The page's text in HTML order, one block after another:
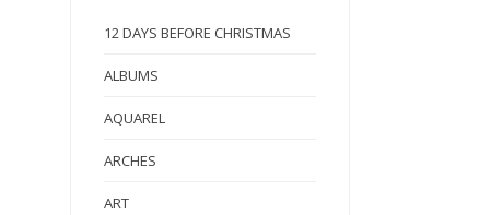
12 DAYS BEFORE CHRISTMAS
ALBUMS
AQUAREL
ARCHES
ART